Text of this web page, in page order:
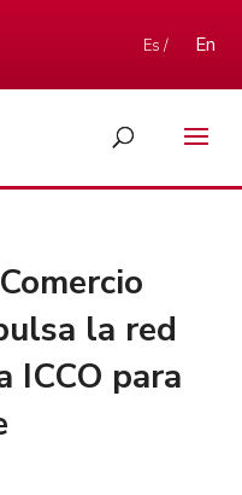
Es / En
la red
ICCO para